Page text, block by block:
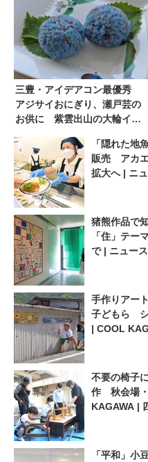
三豊・アイデアコン最優秀
アジサイおにぎり、瀬戸芸の
お供に 紫雲出山の大輪イメ
ニュース | COOL KAGAWA |
四国新聞社が提供する香川の
観光情報サイト
「隠れた
販売 アカ
拡大へ | ニ
猪熊作品で
「住」テー
で | ニュー
手作りアー
子どもら シ
| COOL
不要の椅子
作 秋会場
KAGAWA |
「平和」小